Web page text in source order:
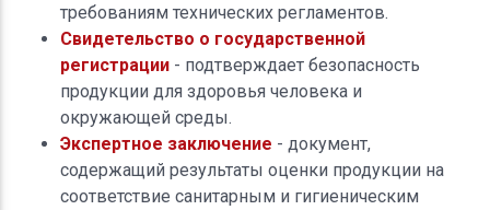
требованиям технических регламентов.
Свидетельство о государственной
регистрации - подтверждает безопасность
продукции для здоровья человека и
окружающей среды.
Экспертное заключение - документ,
содержащий результаты оценки продукции на
соответствие санитарным и гигиеническим